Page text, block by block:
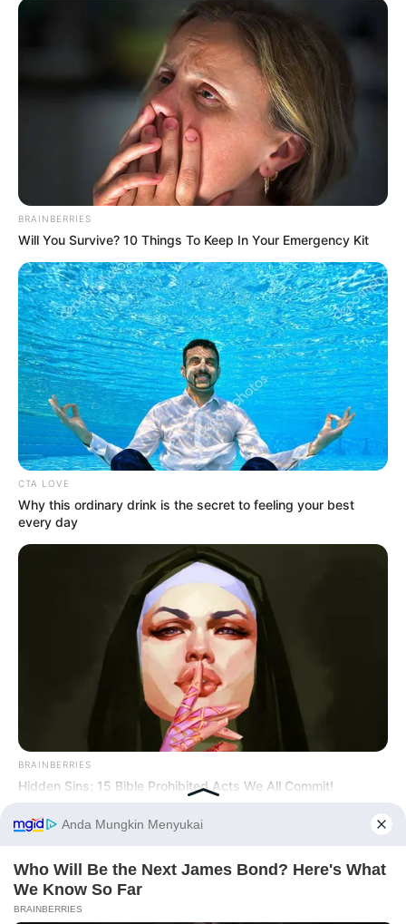
10 Desain Kanopi Tempat
Tidur, Serasa Beristirahat di
Kamar Raja
Tampil Lebih Modern, 7 Potret
Hasil Renovasi Rumah Berusia
90 Tahun
BRAINBERRIES
Will You Survive? 10 Things To Keep In Your Emergency Kit
CTA LOVE
Why this ordinary drink is the secret to feeling your best
every day
BRAINBERRIES
Hidden Sins: 15 Bible Prohibited Acts We All Commit!
Before You Go